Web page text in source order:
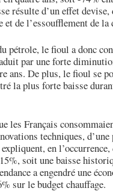
résulte d’un effet devise,
de l’essoufflement de la
pétrole, le fioul a donc
par une forte
ans. De plus, le fioul se
la plus forte baisse
les Français
techniques,
en l’occurrence,
soit une baisse
a engendré une
sur le budget chauffage.